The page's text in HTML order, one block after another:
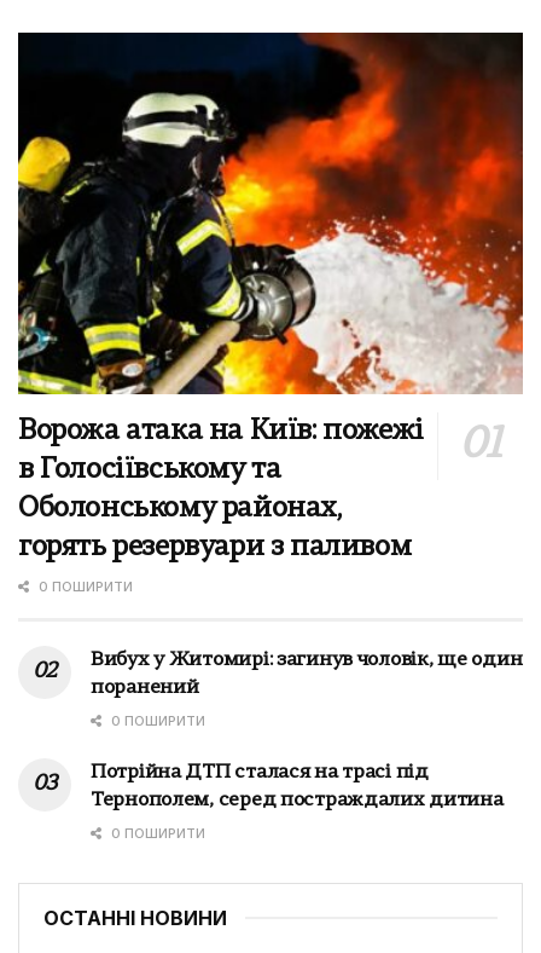
Ворожа атака на Київ: пожежі
в Голосіївському та
Оболонському районах,
горять резервуари з паливом
0 ПОШИРИТИ
Вибух у Житомирі: загинув чоловік, ще один
поранений
0 ПОШИРИТИ
Потрійна ДТП сталася на трасі під
Тернополем, серед постраждалих дитина
0 ПОШИРИТИ
ОСТАННІ НОВИНИ